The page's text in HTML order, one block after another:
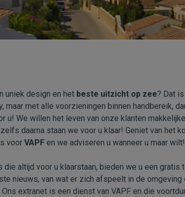
uniek design en het beste uitzicht op zee? Dat
maar met alle voorzieningen binnen handbereik,
u! We willen het leven van onze klanten
daarna staan we voor u klaar! Geniet van het
voor VAPF en we adviseren u wanneer u maar wilt!
altijd voor u klaarstaan, bieden we u een gratis
nieuws, van wat er zich afspeelt in de omgeving
extranet is een dienst van VAPF en die